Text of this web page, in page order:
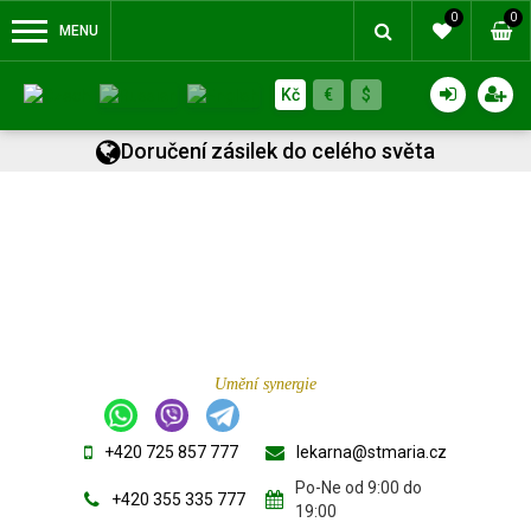
MENU
0 0
Kč € $
Doručení zásilek do celého světa
Umění synergie
+420 725 857 777
+420 355 335 777
lekarna@stmaria.cz
Po-Ne od 9:00 do
19:00